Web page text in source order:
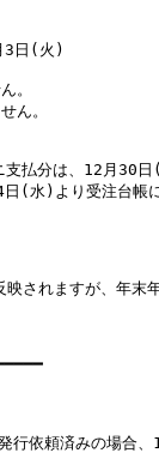
3日(火)
。
ん。
払分は、12月30
(水)より受注台帳
映されますが、年
行依頼済みの場合